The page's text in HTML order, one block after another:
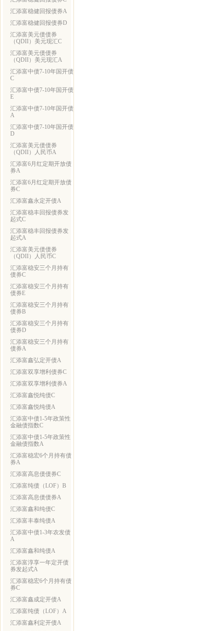
汇添富稳健回报债券A
汇添富稳健回报债券D
汇添富美元债债券
（QDII）美元现汇C
汇添富美元债债券
（QDII）美元现汇A
汇添富中债7-10年国开债
C
汇添富中债7-10年国开债
E
汇添富中债7-10年国开债
A
汇添富中债7-10年国开债
D
汇添富美元债债券
（QDII）人民币A
汇添富6月红定期开放债
券A
汇添富6月红定期开放债
券C
汇添富鑫永定开债A
汇添富稳丰回报债券发
起式C
汇添富稳丰回报债券发
起式A
汇添富美元债债券
（QDII）人民币C
汇添富稳安三个月持有
债券C
汇添富稳安三个月持有
债券E
汇添富稳安三个月持有
债券B
汇添富稳安三个月持有
债券D
汇添富稳安三个月持有
债券A
汇添富鑫弘定开债A
汇添富双享增利债券C
汇添富双享增利债券A
汇添富鑫悦纯债C
汇添富鑫悦纯债A
汇添富中债1-5年政策性
金融债指数C
汇添富中债1-5年政策性
金融债指数A
汇添富稳宏6个月持有债
券A
汇添富高息债债券C
汇添富纯债（LOF）B
汇添富高息债债券A
汇添富鑫和纯债C
汇添富丰泰纯债A
汇添富中债1-3年农发债
A
汇添富鑫和纯债A
汇添富淳享一年定开债
券发起式A
汇添富稳宏6个月持有债
券C
汇添富鑫成定开债A
汇添富纯债（LOF）A
汇添富鑫利定开债A